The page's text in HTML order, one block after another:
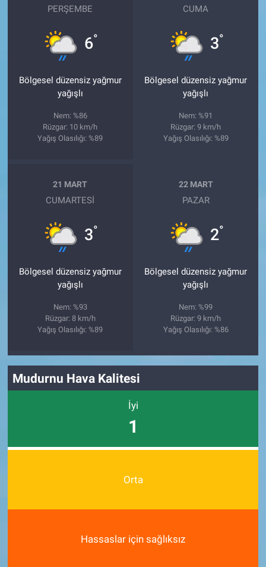
PERŞEMBE
6°
Bölgesel düzensiz yağmur
yağışlı
Nem: %86
Rüzgar: 10 km/h
Yağış Olasılığı: %89
CUMA
3°
Bölgesel düzensiz yağmur
yağışlı
Nem: %91
Rüzgar: 9 km/h
Yağış Olasılığı: %89
21 MART
CUMARTESI
3°
Bölgesel düzensiz yağmur
yağışlı
Nem: %93
Rüzgar: 8 km/h
Yağış Olasılığı: %89
22 MART
PAZAR
2°
Bölgesel düzensiz yağmur
yağışlı
Nem: %99
Rüzgar: 9 km/h
Yağış Olasılığı: %86
Mudurnu Hava Kalitesi
İyi
1
Orta
Hassaslar için sağlıksız